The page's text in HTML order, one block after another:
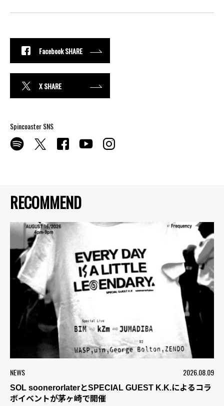
RECOMMEND
NEWS 2026.08.09
SOL soonerorlaterとSPECIAL GUEST K.K.によるコラ
ボイベントが茅ヶ崎で開催
Facebook SHARE
X SHARE
Spincoaster SNS